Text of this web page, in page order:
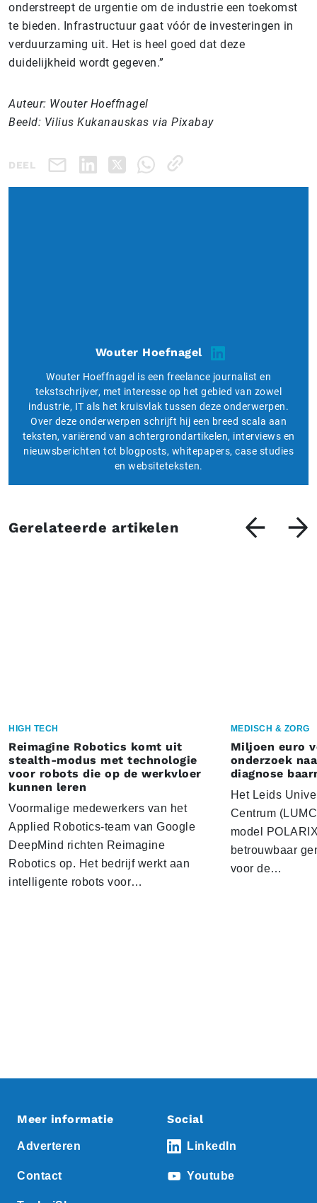
onderstreept de urgentie om de industrie een toekomst
te bieden. Infrastructuur gaat vóór de investeringen in
verduurzaming uit. Het is heel goed dat deze
duidelijkheid wordt gegeven.”
Auteur: Wouter Hoeffnagel
Beeld: Vilius Kukanauskas via Pixabay
DEEL
Wouter Hoefnagel
Wouter Hoeffnagel is een freelance journalist en
tekstschrijver, met interesse op het gebied van zowel
industrie, IT als het kruisvlak tussen deze onderwerpen.
Over deze onderwerpen schrijft hij een breed scala aan
teksten, variërend van achtergrondartikelen, interviews en
nieuwsberichten tot blogposts, whitepapers, case studies
en websiteteksten.
Gerelateerde artikelen
HIGH TECH
Reimagine Robotics komt uit
stealth-modus met technologie
voor robots die op de werkvloer
kunnen leren
Voormalige medewerkers van het
Applied Robotics-team van Google
DeepMind richten Reimagine
Robotics op. Het bedrijf werkt aan
intelligente robots voor…
MEDISCH & ZORG
Miljoen euro
onderzoek
diagnose
Het Leids
Centrum
model
betrouwbaar
voor de…
Meer informatie
Adverteren
Contact
Social
LinkedIn
Youtube